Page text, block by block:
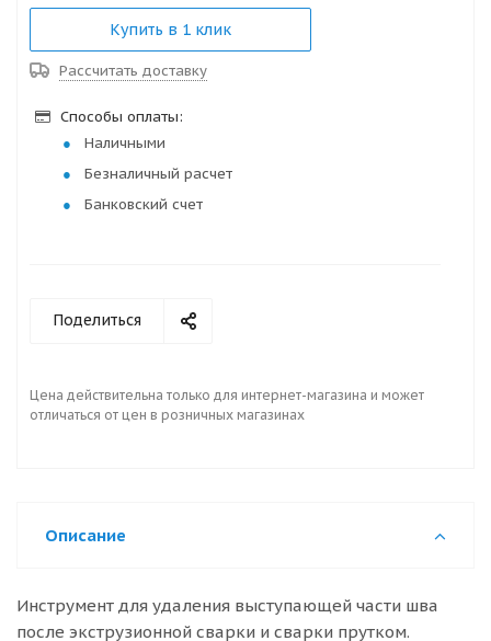
Купить в 1 клик
Рассчитать доставку
Способы оплаты:
Наличными
Безналичный расчет
Банковский счет
Поделиться
Цена действительна только для интернет-магазина и может
отличаться от цен в розничных магазинах
Описание
Инструмент для удаления выступающей части шва
после экструзионной сварки и сварки прутком.